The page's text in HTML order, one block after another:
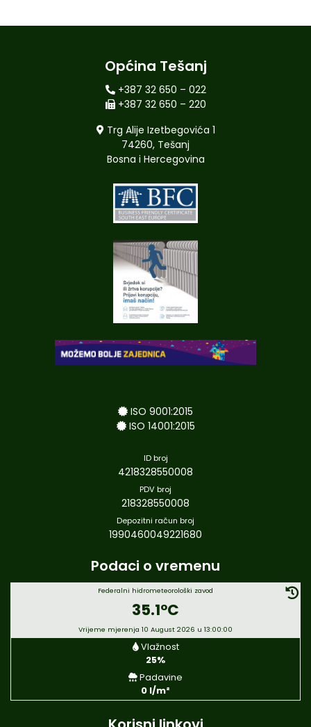
Općina Tešanj
+387 32 650 – 022
+387 32 650 – 220
Trg Alije Izetbegovića 1
74260, Tešanj
Bosna i Hercegovina
ISO 9001:2015
ISO 14001:2015
ID broj
4218328550008
PDV broj
218328550008
Depozitni račun broj
1990460049221680
Podaci o vremenu
Federalni hidrometeorološki zavod
35.1°C
Vrijeme mjerenja 10 August 2026 u 13:00:00
Vlažnost
25%
Padavine
0 l/m²